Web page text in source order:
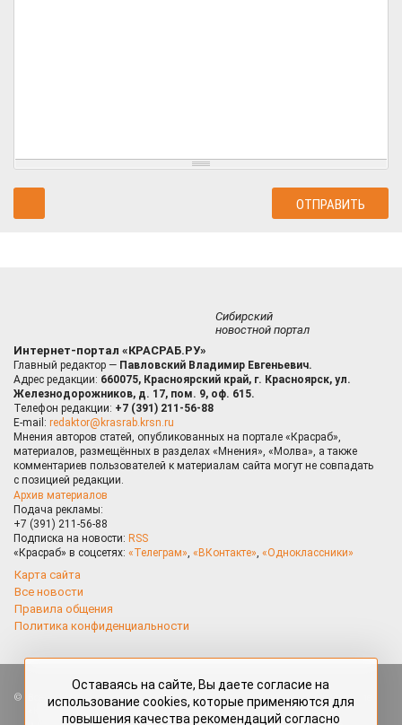
Сибирский
новостной портал
Интернет-портал «КРАСРАБ.РУ»
Главный редактор — Павловский Владимир Евгеньевич.
Адрес редакции: 660075, Красноярский край, г. Красноярск, ул.
Железнодорожников, д. 17, пом. 9, оф. 615.
Телефон редакции: +7 (391) 211-56-88
E-mail: redaktor@krasrab.krsn.ru
Мнения авторов статей, опубликованных на портале «Красраб»,
материалов, размещённых в разделах «Мнения», «Молва», а также
комментариев пользователей к материалам сайта могут не совпадать
с позицией редакции.
Архив материалов
Подача рекламы:
+7 (391) 211-56-88
Подписка на новости: RSS
«Красраб» в соцсетях: «Телеграм», «ВКонтакте», «Одноклассники»
Карта сайта
Все новости
Правила общения
Политика конфиденциальности
Все права защищены. Любые материалы, размещённые на портале
«Красраб.ру» сотрудниками редакции, нештатными авторами
Оставаясь на сайте, Вы даете согласие на
использование cookies, которые применяются для
повышения качества рекомендаций согласно